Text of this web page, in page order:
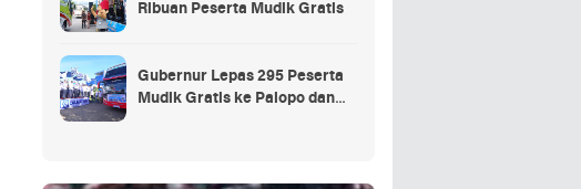
Ribuan Peserta Mudik Gratis
Gubernur Lepas 295 Peserta
Mudik Gratis ke Palopo dan